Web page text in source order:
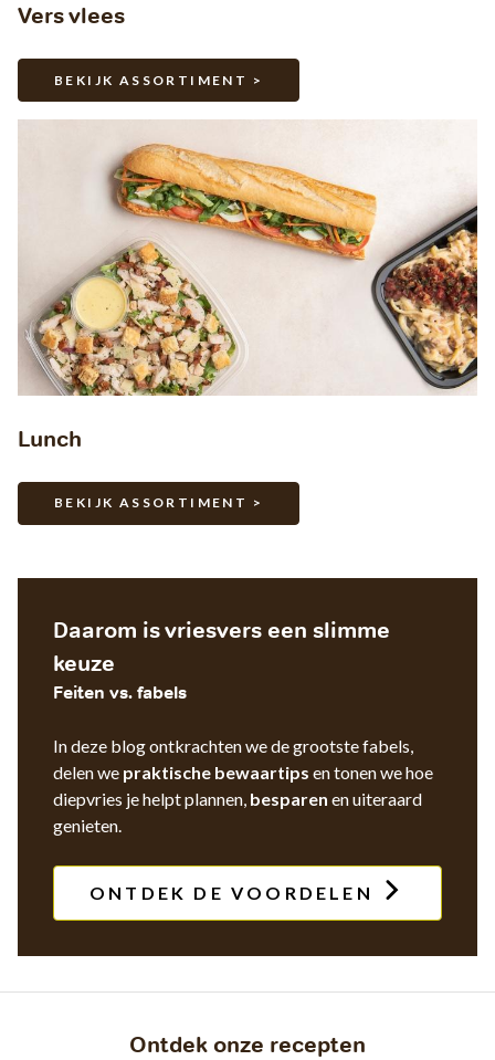
Vers vlees
BEKIJK ASSORTIMENT >
Lunch
BEKIJK ASSORTIMENT >
Daarom is vriesvers een slimme
keuze
Feiten vs. fabels
In deze blog ontkrachten we de grootste fabels,
delen we praktische bewaartips en tonen we hoe
diepvries je helpt plannen, besparen en uiteraard
genieten.
ONTDEK DE VOORDELEN
Ontdek onze recepten